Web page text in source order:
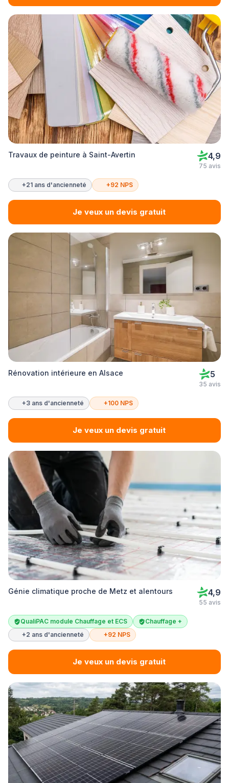
Travaux de peinture à Saint-Avertin 4,9
75 avis
+21 ans d'ancienneté +92 NPS
Je veux un devis gratuit
Rénovation intérieure en Alsace 5
35 avis
+3 ans d'ancienneté +100 NPS
Je veux un devis gratuit
Génie climatique proche de Metz et alentours 4,9
55 avis
QualiPAC module Chauffage et ECS
Chauffage +
+2 ans d'ancienneté
+92 NPS
Je veux un devis gratuit